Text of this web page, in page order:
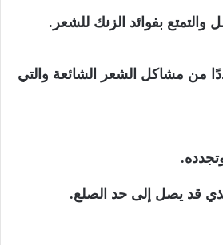
والتمتع بفوائد الزنك للشعر.
من مشاكل الشعر الشائعة والتي
قد يصل إلى حد الصلع.